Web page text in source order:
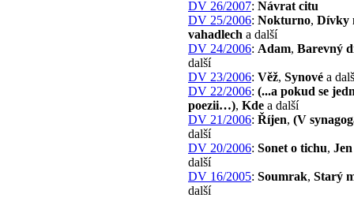
DV 26/2007: Návrat citu
DV 25/2006: Nokturno, Dívky
vahadlech a další
DV 24/2006: Adam, Barevný
další
DV 23/2006: Věž, Synové a
DV 22/2006: (...a pokud se
poezii…), Kde a další
DV 21/2006: Říjen, (V
další
DV 20/2006: Sonet o tichu,
další
DV 16/2005: Soumrak, Starý
další